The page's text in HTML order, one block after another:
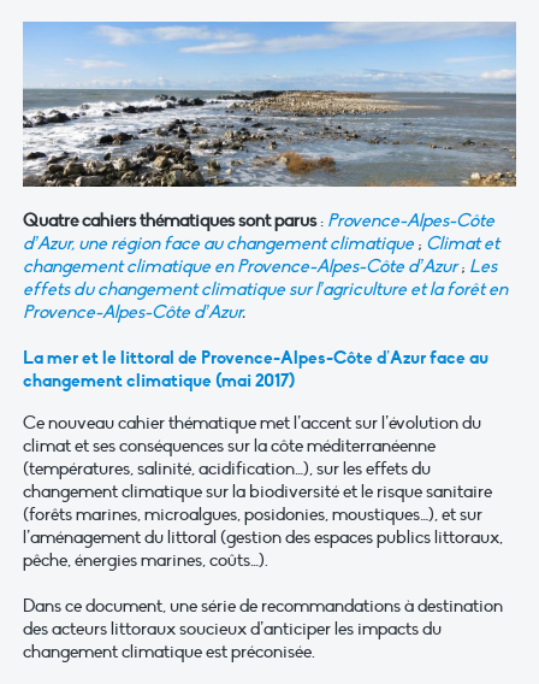
Quatre cahiers thématiques sont parus: Provence-Alpes-Côte
d’Azur, une région face au changement climatique ; Climat et
changement climatique en Provence-Alpes-Côte d’Azur; Les
effets du changement climatique sur l’agriculture et la forêt en
Provence-Alpes-Côte d’Azur.
La mer et le littoral de Provence-Alpes-Côte d’Azur face au
changement climatique (mai 2017)
Ce nouveau cahier thématique met l’accent sur l’évolution du
climat et ses conséquences sur la côte méditerranéenne
(températures, salinité, acidification…), sur les effets du
changement climatique sur la biodiversité et le risque sanitaire
(forêts marines, microalgues, posidonies, moustiques…), et sur
l’aménagement du littoral (gestion des espaces publics littoraux,
pêche, énergies marines, coûts…).
Dans ce document, une série de recommandations à destination
des acteurs littoraux soucieux d’anticiper les impacts du
changement climatique est préconisée.